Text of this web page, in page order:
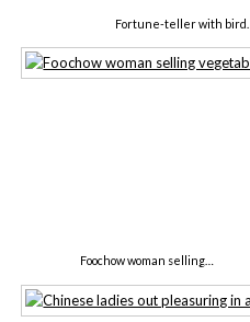
Fortune-teller with bird…
Foochow woman selling…